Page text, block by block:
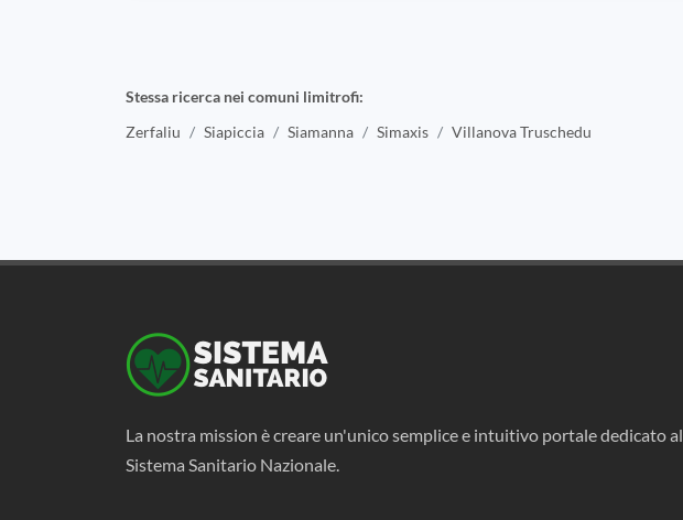
Stessa ricerca nei comuni limitrofi:
Zerfaliu
Siapiccia Siamanna Simaxis Villanova Truschedu
La nostra mission è creare un'unico semplice e intuitivo portale dedicato al
Sistema Sanitario Nazionale.